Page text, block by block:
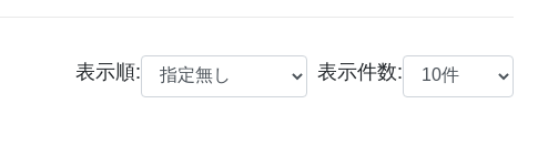
表示順: 表示件数: